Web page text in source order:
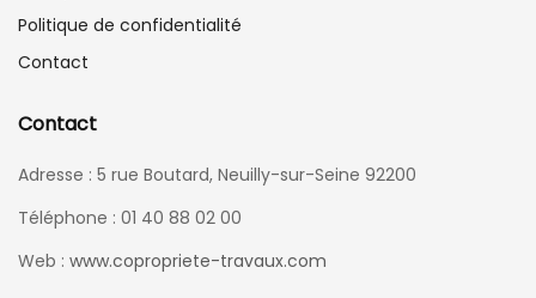
Politique de confidentialité
Contact
Contact
Adresse : 5 rue Boutard, Neuilly-sur-Seine 92200
Téléphone : 01 40 88 02 00
Web : www.copropriete-travaux.com